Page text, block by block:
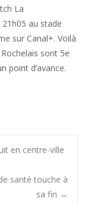
La
au stade
sur Canal+. Voilà
sont 5e
point d’avance.
en centre-ville
santé touche à
sa fin →